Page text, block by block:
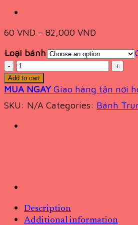
60 VND – 82,000 VND
Loại bánh
Quantity
Add to cart
MUA NGAY Giao hàng tận nơi
SKU: N/A Categories: Bánh
Description
Additional information